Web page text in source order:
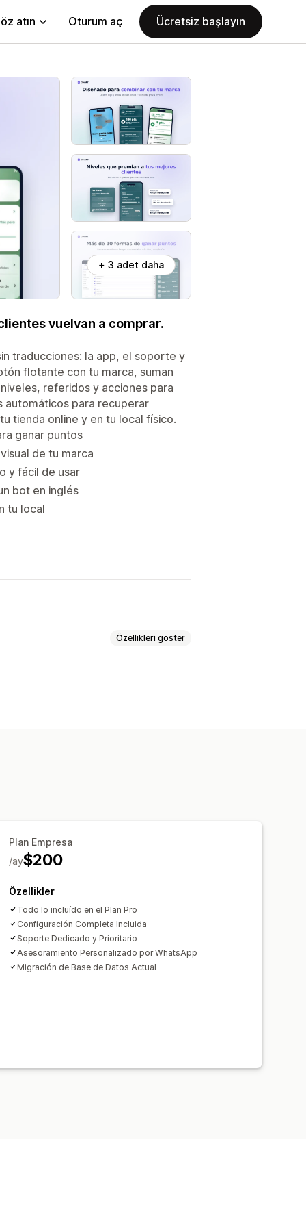
atın Oturum aç Ücretsiz başlayın
+ 3 adet daha
vuelvan a comprar.
traducciones: la app, el soporte y
flotante con tu marca, suman
referidos y acciones para
automáticos para recuperar
tienda online y en tu local físico.
ganar puntos
de tu marca
y fácil de usar
bot en inglés
tu local
Özellikleri göster
Plan Empresa
$200
/ay
Özellikler
Todo lo incluído en el Plan Pro
Configuración Completa Incluida
Soporte Dedicado y Prioritario
Asesoramiento Personalizado por WhatsApp
Migración de Base de Datos Actual